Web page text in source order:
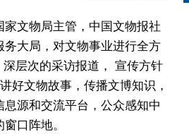
文物局主管，中国文物报社
务大局，对文物事业进行全方
层次的采访报道， 宣传方针
好文物故事，传播文博知识，
源和交流平台，公众感知中
口阵地。